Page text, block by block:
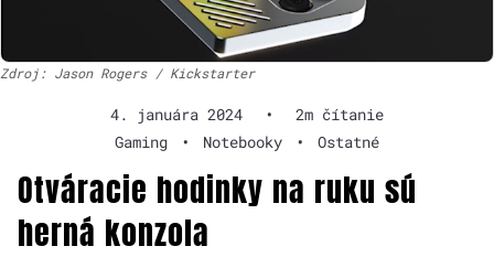
Zdroj: Jason Rogers / Kickstarter
4. januára 2024 •
2m čítanie
Gaming
• Notebooky • Ostatné
Otváracie hodinky na ruku sú
herná konzola